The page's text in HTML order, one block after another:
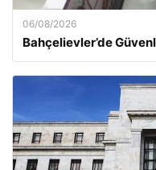
06/08/2026
Bahçelievler’de